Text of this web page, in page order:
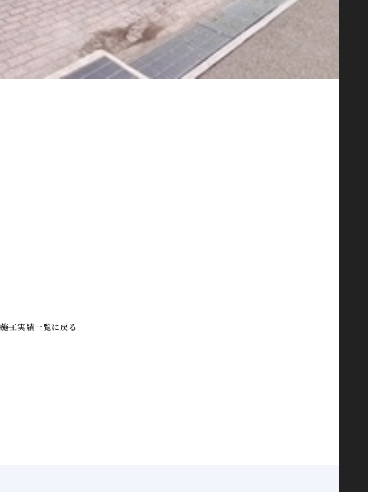
施工実績一覧に戻る